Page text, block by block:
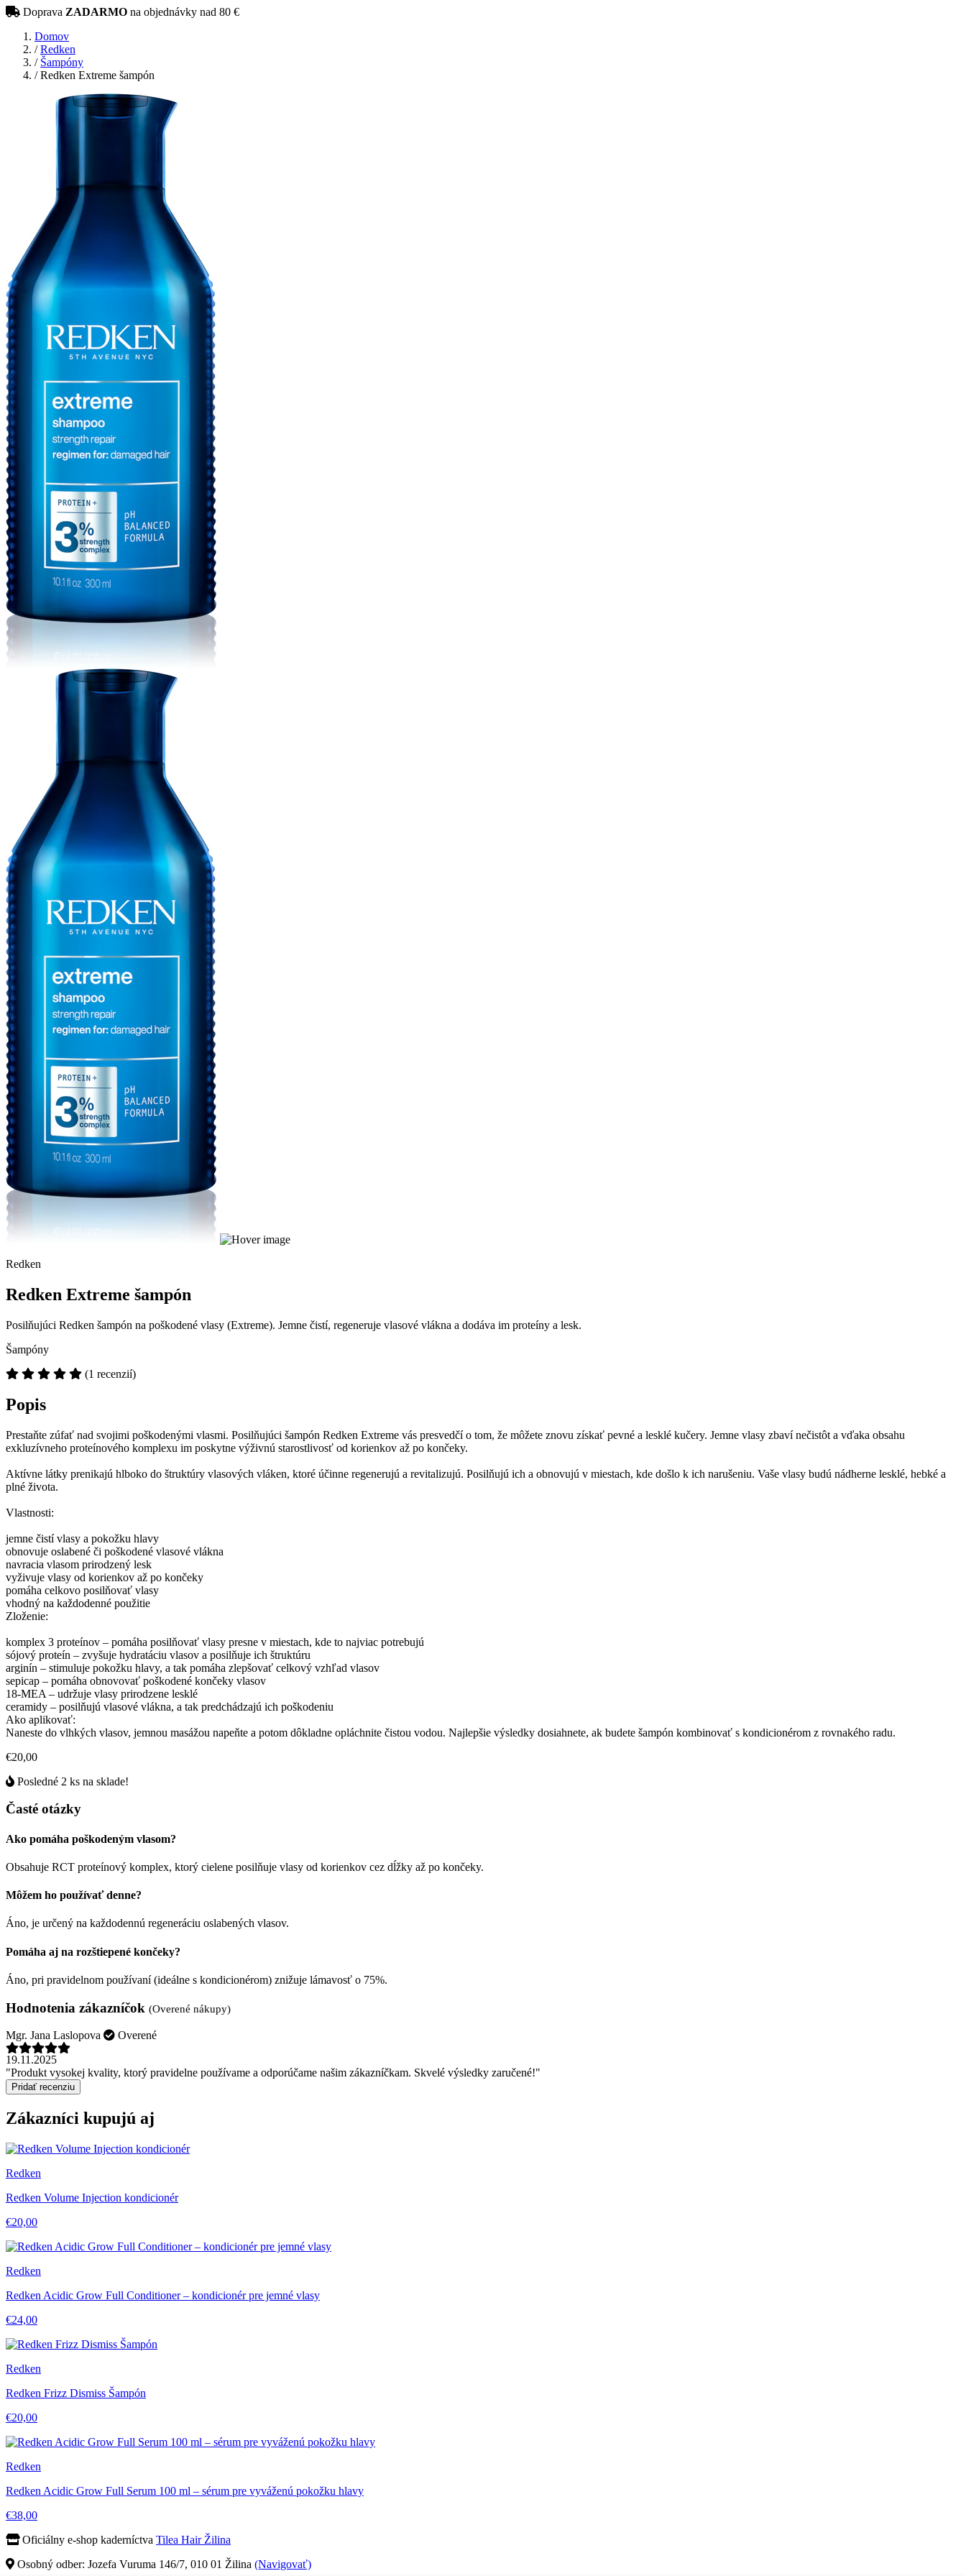
Doprava ZADARMO na objednávky nad 80 €
Domov
/ Redken
/ Šampóny
/Redken Extreme šampón
Redken
Redken Extreme šampón
Posilňujúci Redken šampón na poškodené vlasy (Extreme). Jemne čistí, regeneruje vlasové vlákna a dodáva im proteíny a lesk.
Šampóny
(1 recenzií)
Popis
Prestaňte zúfať nad svojimi poškodenými vlasmi. Posilňujúci šampón Redken Extreme vás presvedčí o tom, že môžete znovu získať pevné a lesklé kučery. Jemne vlasy zbaví nečistôt a vďaka obsahu
exkluzívneho proteínového komplexu im poskytne výživnú starostlivosť od korienkov až po končeky.
Aktívne látky prenikajú hlboko do štruktúry vlasových vláken, ktoré účinne regenerujú a revitalizujú. Posilňujú ich a obnovujú v miestach, kde došlo k ich narušeniu. Vaše vlasy budú nádherne lesklé, hebké a
plné života.
Vlastnosti:
jemne čistí vlasy a pokožku hlavy
obnovuje oslabené či poškodené vlasové vlákna
navracia vlasom prirodzený lesk
vyživuje vlasy od korienkov až po končeky
pomáha celkovo posilňovať vlasy
vhodný na každodenné použitie
Zloženie:
komplex 3 proteínov – pomáha posilňovať vlasy presne v miestach, kde to najviac potrebujú
sójový proteín – zvyšuje hydratáciu vlasov a posilňuje ich štruktúru
arginín – stimuluje pokožku hlavy, a tak pomáha zlepšovať celkový vzhľad vlasov
sepicap – pomáha obnovovať poškodené končeky vlasov
18-MEA – udržuje vlasy prirodzene lesklé
ceramidy – posilňujú vlasové vlákna, a tak predchádzajú ich poškodeniu
Ako aplikovať:
Naneste do vlhkých vlasov, jemnou masážou napeňte a potom dôkladne opláchnite čistou vodou. Najlepšie výsledky dosiahnete, ak budete šampón kombinovať s kondicionérom z rovnakého radu.
€20,00
Posledné 2 ks na sklade!
Časté otázky
Ako pomáha poškodeným vlasom?
Obsahuje RCT proteínový komplex, ktorý cielene posilňuje vlasy od korienkov cez dĺžky až po končeky.
Môžem ho používať denne?
Áno, je určený na každodennú regeneráciu oslabených vlasov.
Pomáha aj na rozštiepené končeky?
Áno, pri pravidelnom používaní (ideálne s kondicionérom) znižuje lámavosť o 75%.
Hodnotenia zákazníčok (Overené nákupy)
Mgr. Jana Laslopova
Overené
19.11.2025
"Produkt vysokej kvality, ktorý pravidelne používame a odporúčame našim zákazníčkam. Skvelé výsledky zaručené!"
Pridať recenziu
Zákazníci kupujú aj
Redken
Redken Volume Injection kondicionér
€20,00
Redken
Redken Acidic Grow Full Conditioner – kondicionér pre jemné vlasy
€24,00
Redken
Redken Frizz Dismiss Šampón
€20,00
Redken
Redken Acidic Grow Full Serum 100 ml – sérum pre vyváženú pokožku hlavy
€38,00
Oficiálny e-shop kaderníctva Tilea Hair Žilina
Osobný odber: Jozefa Vuruma 146/7, 010 01 Žilina (Navigovať)